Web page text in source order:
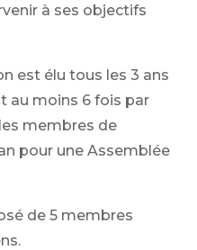
à ses objectifs
est élu tous les 3 ans
au moins 6 fois par
membres de
pour une Assemblée
de 5 membres